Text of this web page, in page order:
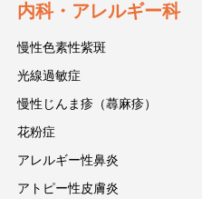
内科・アレルギー科
慢性色素性紫斑
光線過敏症
慢性じんま疹（蕁麻疹）
花粉症
アレルギー性鼻炎
アトピー性皮膚炎